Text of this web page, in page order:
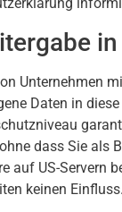
Unternehmen
Daten in
dass Sie
auf US-
keinen Einfluss.